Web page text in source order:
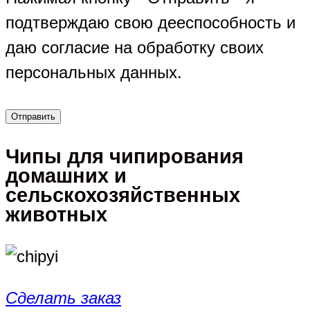
подтверждаю свою дееспособность и
даю согласие на обработку своих
персональных данных.
Чипы для чипирования
домашних и
сельскохозяйственных
животных
Сделать заказ